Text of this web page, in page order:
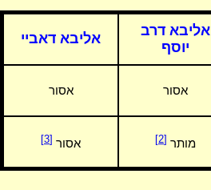
אליבא דרב
יוסף
אליבא דאביי
אסור אסור
מותר [2] אסור [3]